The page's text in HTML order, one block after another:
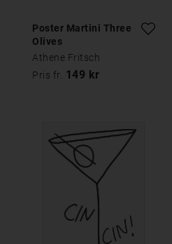
Poster Martini Three
Olives
Athene Fritsch
Pris fr. 149 kr